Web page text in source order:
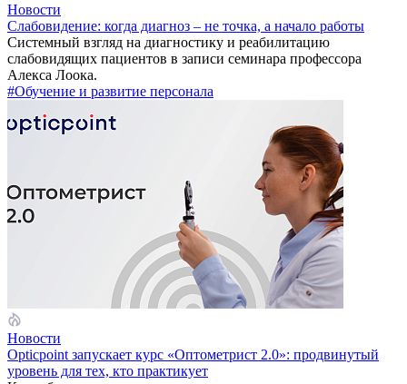
Новости
Слабовидение: когда диагноз – не точка, а начало работы
Системный взгляд на диагностику и реабилитацию
слабовидящих пациентов в записи семинара профессора
Алекса Лоока.
#Обучение и развитие персонала
Новости
Opticpoint запускает курс «Оптометрист 2.0»: продвинутый
уровень для тех, кто практикует